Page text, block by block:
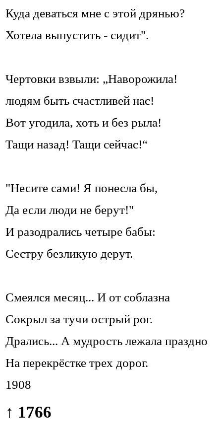
Куда деваться мне с этой дрянью?
Хотела выпустить - сидит".
Чертовки взвыли: „Наворожила!
людям быть счастливей нас!
Вот угодила, хоть и без рыла!
Тащи назад! Тащи сейчас!“
"Несите сами! Я понесла бы,
Да если люди не берут!"
И разодрались четыре бабы:
Сестру безликую дерут.
Смеялся месяц... И от соблазна
Сокрыл за тучи острый рог.
Дрались... А мудрость лежала праздно
На перекрёстке трех дорог.
1908
↑ 1766